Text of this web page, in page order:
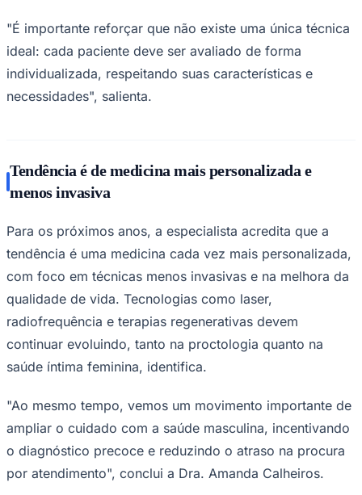
Santos
"É importante reforçar que não existe uma única técnica
ideal: cada paciente deve ser avaliado de forma
individualizada, respeitando suas características e
necessidades", salienta.
Tendência é de medicina mais personalizada e
menos invasiva
Para os próximos anos, a especialista acredita que a
tendência é uma medicina cada vez mais personalizada,
com foco em técnicas menos invasivas e na melhora da
qualidade de vida. Tecnologias como laser,
radiofrequência e terapias regenerativas devem
continuar evoluindo, tanto na proctologia quanto na
saúde íntima feminina, identifica.
"Ao mesmo tempo, vemos um movimento importante de
ampliar o cuidado com a saúde masculina, incentivando
o diagnóstico precoce e reduzindo o atraso na procura
por atendimento", conclui a Dra. Amanda Calheiros.